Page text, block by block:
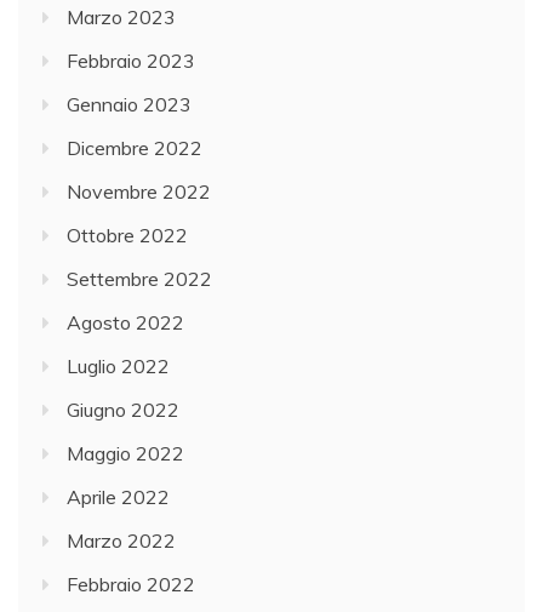
Marzo 2023
Febbraio 2023
Gennaio 2023
Dicembre 2022
Novembre 2022
Ottobre 2022
Settembre 2022
Agosto 2022
Luglio 2022
Giugno 2022
Maggio 2022
Aprile 2022
Marzo 2022
Febbraio 2022